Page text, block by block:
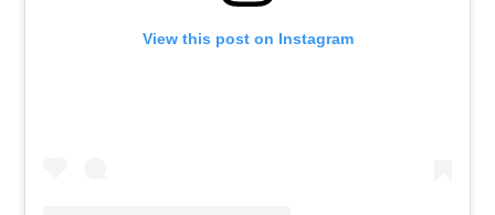
View this post on Instagram